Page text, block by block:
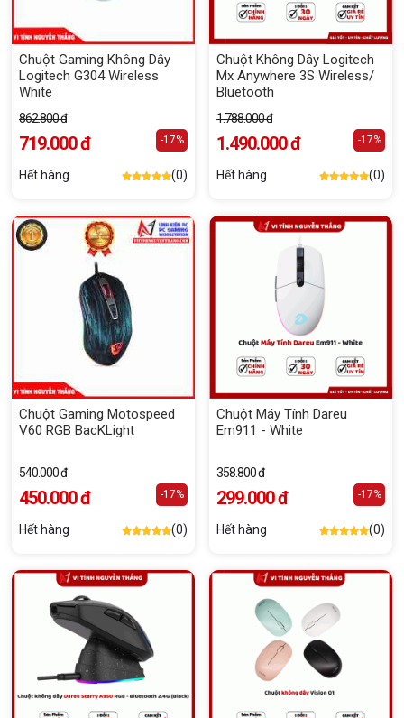
Chuột Gaming Không Dây
Logitech G304 Wireless
White
862.800 đ
719.000 đ -17%
Hết hàng (0)
Chuột Không Dây Logitech
Mx Anywhere 3S Wireless/
Bluetooth
1.788.000 đ
1.490.000 đ -17%
Hết hàng (0)
Chuột Gaming Motospeed
V60 RGB BacKLight
540.000 đ
450.000 đ -17%
Hết hàng (0)
Chuột Máy Tính Dareu
Em911 - White
358.800 đ
299.000 đ -17%
Hết hàng (0)